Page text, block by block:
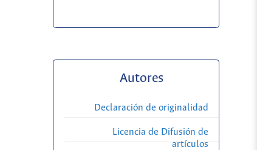
Autores
Declaración de originalidad
Licencia de Difusión de
artículos